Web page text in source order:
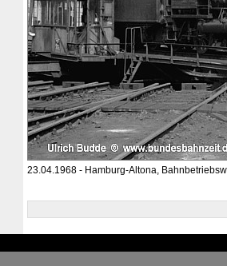
23.04.1968 - Hamburg-Altona,